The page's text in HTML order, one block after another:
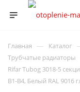
Главная — Каталог
Трубчатые радиаторы
Rifar Tubog 3018-5
B1-B4, Белый RAL 9016